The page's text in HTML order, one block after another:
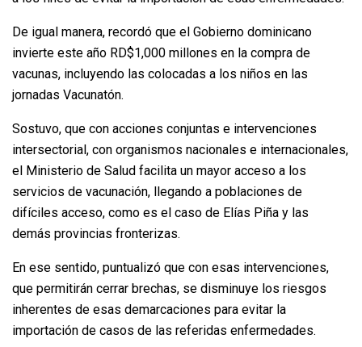
De igual manera, recordó que el Gobierno dominicano
invierte este año RD$1,000 millones en la compra de
vacunas, incluyendo las colocadas a los niños en las
jornadas Vacunatón.
Sostuvo, que con acciones conjuntas e intervenciones
intersectorial, con organismos nacionales e internacionales,
el Ministerio de Salud facilita un mayor acceso a los
servicios de vacunación, llegando a poblaciones de
difíciles acceso, como es el caso de Elías Piña y las
demás provincias fronterizas.
En ese sentido, puntualizó que con esas intervenciones,
que permitirán cerrar brechas, se disminuye los riesgos
inherentes de esas demarcaciones para evitar la
importación de casos de las referidas enfermedades.